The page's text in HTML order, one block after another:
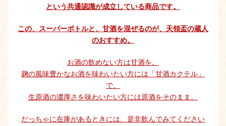
という共通認識が成立している商品です。
この、スーパーボトルと、甘酒を混ぜるのが、天領盃の蔵人
のおすすめ。
お酒の飲めない方は甘酒を。
麹の風味豊かなお酒を味わいたい方には「甘酒カクテル」
で。
生原酒の濃厚さを味わいたい方には原酒をそのまま。
だっちゃに在庫があるときには、是非飲んでみてください